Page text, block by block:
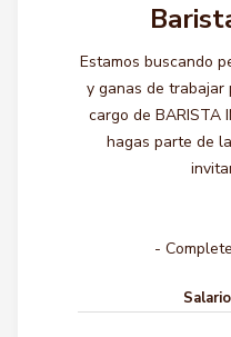
Estamos buscando
y ganas de trabajar
cargo de BARISTA
hagas parte de
-